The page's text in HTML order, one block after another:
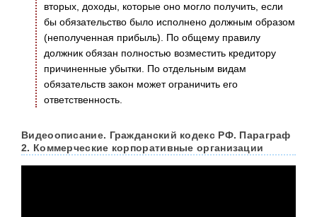
вторых, доходы, которые оно могло получить, если
бы обязательство было исполнено должным образом
(неполученная прибыль). По общему правилу
должник обязан полностью возместить кредитору
причиненные убытки. По отдельным видам
обязательств закон может ограничить его
ответственность.
Видеоописание. Гражданский кодекс РФ. Параграф
2. Коммерческие корпоративные организации